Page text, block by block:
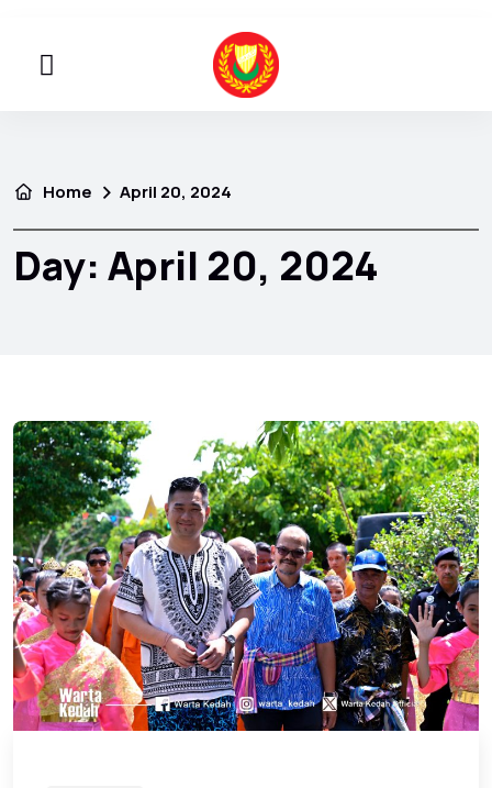
Home April 20, 2024
Day: April 20, 2024